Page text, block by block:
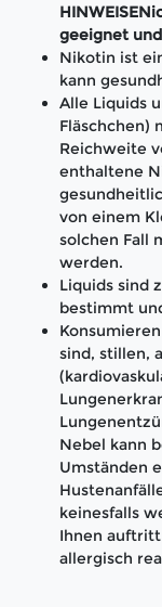
geeignet
Nikotin ist
kann
Alle Liquids
Fläschchen)
Reichweite
enthaltene
von einem
solchen Fall
werden.
Liquids sind
bestimmt
sind, stillen,
Nebel kann
Umständen
keinesfalls
Ihnen
allergisch